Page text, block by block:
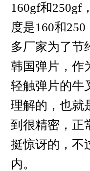
160gf和250gf
度是160和
多厂家为了节
韩国弹片，作
轻触弹片的牛
理解的，也就
到很精密，正
挺惊讶的，不
内。